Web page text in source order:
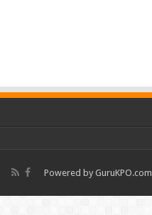
Powered by GuruKPO.com